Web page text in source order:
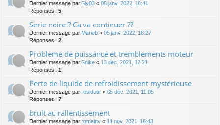
Dernier message par Sly83 « 05 janv. 2022, 18:41
Réponses : 5
Serie noire ? Ca va continuer ??
Dernier message par Marieb « 05 janv. 2022, 18:27
Réponses : 2
Probleme de puissance et tremblements moteur
Dernier message par Snike « 13 déc. 2021, 12:21
Réponses : 1
Perte de liquide de refroidissement mystérieuse
Dernier message par resideur « 05 déc. 2021, 11:05
Réponses : 7
bruit au rallentissement
Dernier message par romainv « 14 nov. 2021, 18:43